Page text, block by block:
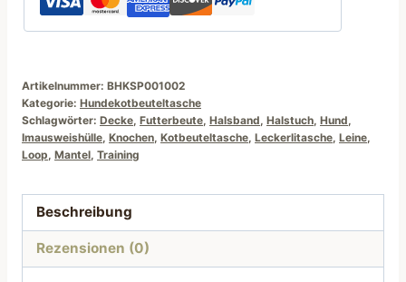
Artikelnummer: BHKSP001002
Kategorie: Hundekotbeuteltasche
Schlagwörter: Decke, Futterbeute, Halsband, Halstuch, Hund,
Imausweishülle, Knochen, Kotbeuteltasche, Leckerlitasche, Leine,
Loop, Mantel, Training
Beschreibung
Rezensionen (0)